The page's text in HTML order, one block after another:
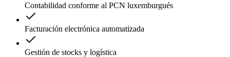
Contabilidad conforme al PCN luxemburgués
Facturación electrónica automatizada
Gestión de stocks y logística